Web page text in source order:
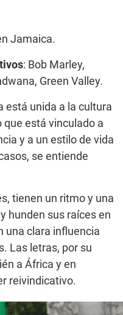
Jamaica.
: Bob Marley,
Green Valley.
está unida a la cultura
está vinculado a
y a un estilo de vida
se entiende
tienen un ritmo y una
hunden sus raíces en
una clara influencia
Las letras, por su
a África y en
reivindicativo.